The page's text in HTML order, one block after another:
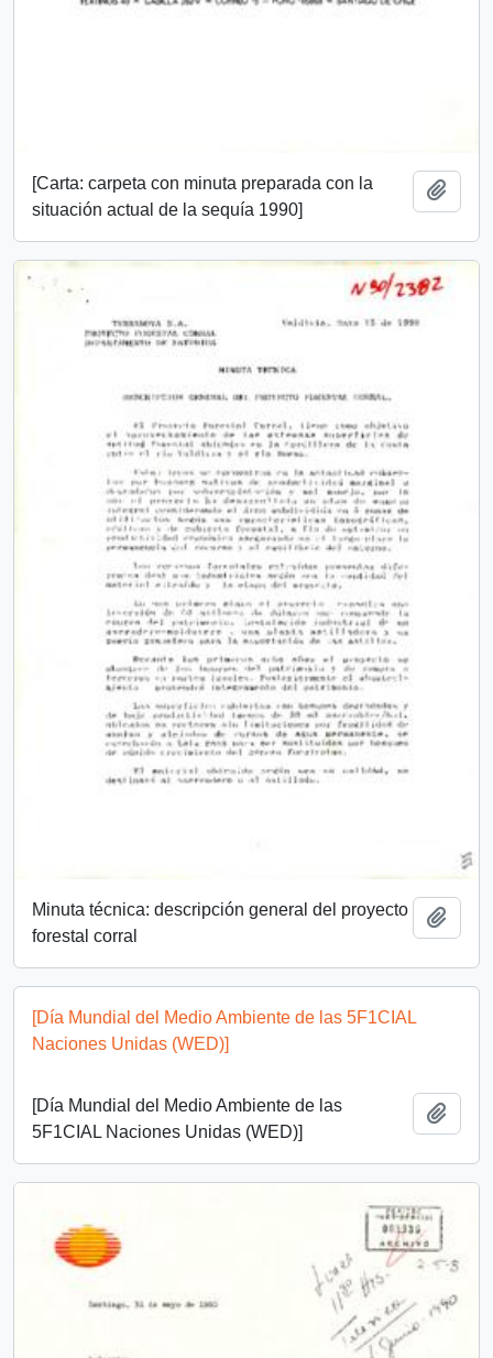
[Carta: carpeta con minuta preparada con la
situación actual de la sequía 1990]
Minuta técnica: descripción general del proyecto
forestal corral
[Día Mundial del Medio Ambiente de las 5F1CIAL
Naciones Unidas (WED)]
[Día Mundial del Medio Ambiente de las
5F1CIAL Naciones Unidas (WED)]